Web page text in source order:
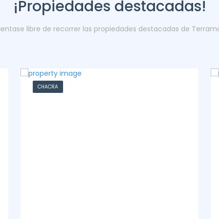
¡Propiedades destacadas!
libre de recorrer las propiedades destacadas de
CASA